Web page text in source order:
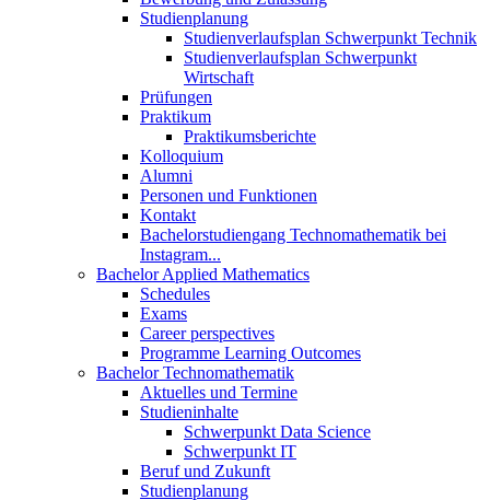
Studienplanung
Studienverlaufsplan Schwerpunkt Technik
Studienverlaufsplan Schwerpunkt
Wirtschaft
Prüfungen
Praktikum
Praktikumsberichte
Kolloquium
Alumni
Personen und Funktionen
Kontakt
Bachelorstudiengang Technomathematik bei
Instagram...
Bachelor Applied Mathematics
Schedules
Exams
Career perspectives
Programme Learning Outcomes
Bachelor Technomathematik
Aktuelles und Termine
Studieninhalte
Schwerpunkt Data Science
Schwerpunkt IT
Beruf und Zukunft
Studienplanung